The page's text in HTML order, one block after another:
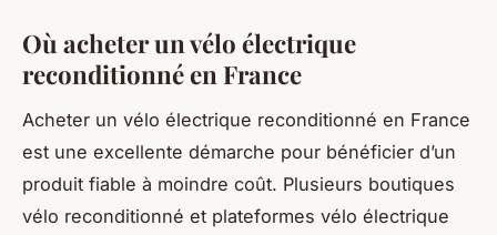
Où acheter un vélo électrique
reconditionné en France
Acheter un vélo électrique reconditionné en France
est une excellente démarche pour bénéficier d’un
produit fiable à moindre coût. Plusieurs boutiques
vélo reconditionné et plateformes vélo électrique